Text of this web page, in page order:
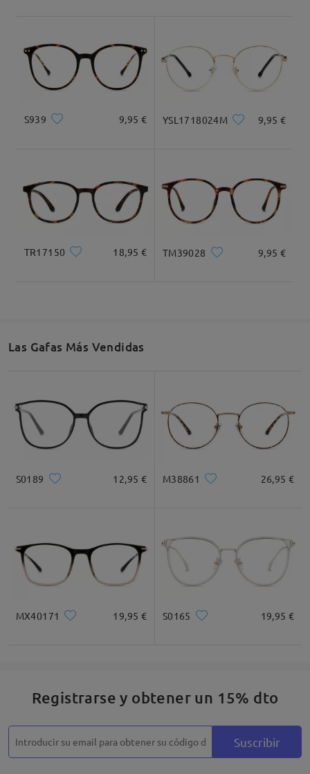
Llegado
S939 9,95 € YSL1718024M 9,95 €
TR17150 18,95 € TM39028 9,95 €
Las Gafas Más Vendidas
S0189 12,95 € M38861 26,95 €
MX40171 19,95 € S0165 19,95 €
Registrarse y obtener un 15% dto
Suscribir